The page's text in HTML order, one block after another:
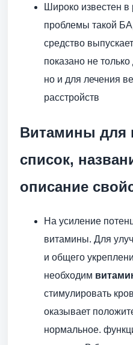
Широко известен
проблемы такой
средство
показано не
но и для лечения
расстройств
Витамины для
список,
описание
На усиление
витамины. Для
и общего
необходим
стимулировать
оказывает
нормальное.